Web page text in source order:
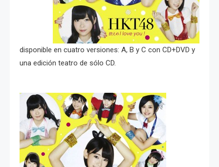
disponible en cuatro versiones: A, B y C con CD+DVD y
una edición teatro de sólo CD.